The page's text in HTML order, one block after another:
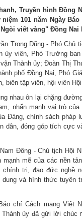
Truyền hình Đồng
101 năm Ngày Báo
viết vàng" Đồng Nai
Trọng Dũng - Phó Chủ
viên, Phó Trưởng
Thành ủy; Đoàn Thị
phố Đồng Nai, Phó
biên tập viên, hội viên
nhau ôn lại chặng
nhấn mạnh vai trò
Đảng, chính sách pháp
dân, đóng góp tích cực
Đông - Chủ tịch Hội
mẽ của các nền
trị, đạo đức nghề
và hình thức tuyên
chí Cách mạng Việt
ủy đã gửi lời chúc